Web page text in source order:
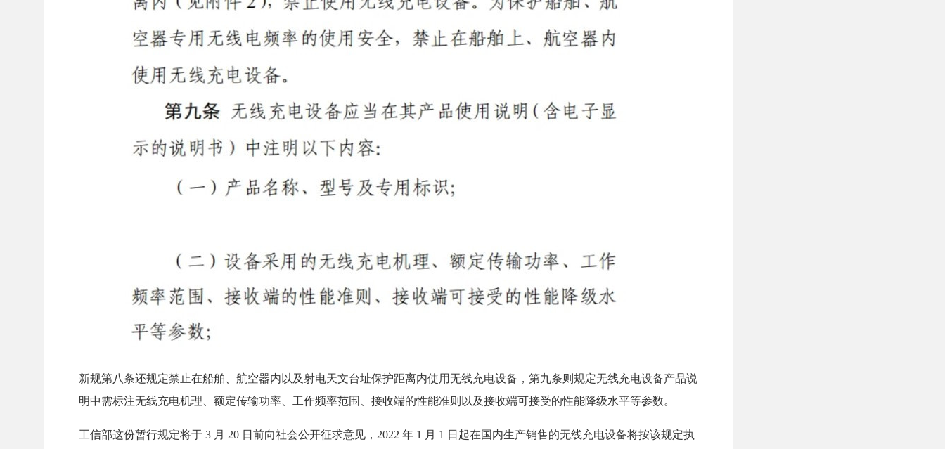
新规第八条还规定禁止在船舶、航空器内以及射电天文台址保护距离内使用无线充电设备，第九条则规定无线充电设备产品说
明中需标注无线充电机理、额定传输功率、工作频率范围、接收端的性能准则以及接收端可接受的性能降级水平等参数。
工信部这份暂行规定将于 3 月 20 日前向社会公开征求意见，2022 年 1 月 1 日起在国内生产销售的无线充电设备将按该规定执